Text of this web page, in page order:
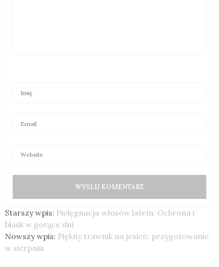
Starszy wpis: Pielęgnacja włosów latem: Ochrona i
blask w gorące dni
Nowszy wpis: Piękny trawnik na jesień: przygotowanie
w sierpniu